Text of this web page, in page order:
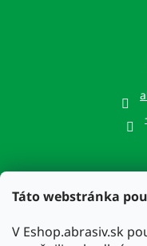
Táto webstránka
V Eshop.abrasiv.sk